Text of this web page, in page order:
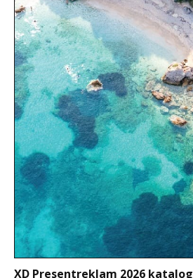
XD Presentreklam 2026 katalog